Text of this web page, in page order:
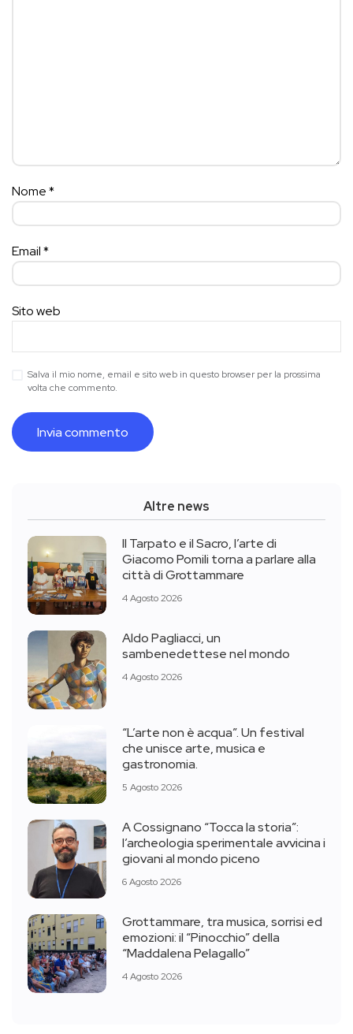
Nome*
Email*
Sito web
Salva il mio nome, email e sito web in questo browser per la prossima
volta che commento.
Altre news
Il Tarpato e il Sacro, l’arte di
Giacomo Pomili torna a parlare alla
città di Grottammare
4 Agosto 2026
Aldo Pagliacci, un
sambenedettese nel mondo
4 Agosto 2026
“L’arte non è acqua”. Un festival
che unisce arte, musica e
gastronomia.
5 Agosto 2026
A Cossignano “Tocca la storia”:
l’archeologia sperimentale avvicina i
giovani al mondo piceno
6 Agosto 2026
Grottammare, tra musica, sorrisi ed
emozioni: il “Pinocchio” della
“Maddalena Pelagallo”
4 Agosto 2026